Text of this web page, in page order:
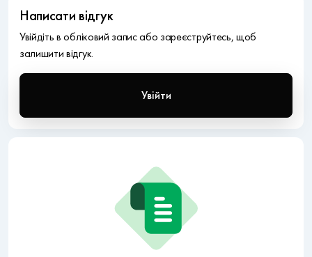
Написати відгук
Увійдіть в обліковий запис або зареєструйтесь, щоб
залишити відгук.
Увійти